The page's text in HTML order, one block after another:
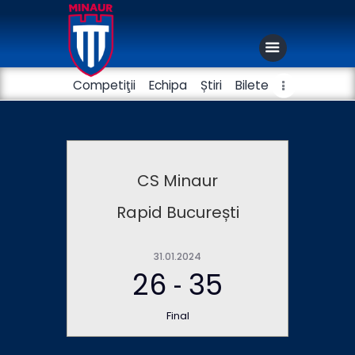
Competiţii Echipa Știri Bilete
CS Minaur
Rapid București
31.01.2024
26 - 35
Final